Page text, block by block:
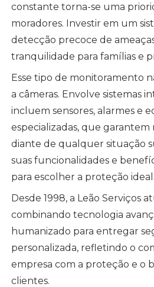
constante torna-se uma
moradores. Investir em um
detecção precoce de
tranquilidade para famílias e
Esse tipo de monitoramento
a câmeras. Envolve sistemas
incluem sensores, alarmes e
especializadas, que garantem
diante de qualquer situação
suas funcionalidades e
para escolher a proteção ideal.
Desde 1998, a Leão Serviços
combinando tecnologia
humanizado para entregar
personalizada, refletindo o
empresa com a proteção e o
clientes.